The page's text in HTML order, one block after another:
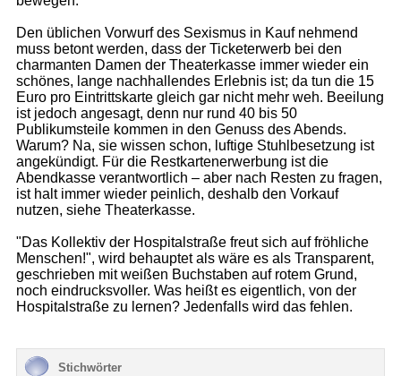
Den üblichen Vorwurf des Sexismus in Kauf nehmend
muss betont werden, dass der Ticketerwerb bei den
charmanten Damen der Theaterkasse immer wieder ein
schönes, lange nachhallendes Erlebnis ist; da tun die 15
Euro pro Eintrittskarte gleich gar nicht mehr weh. Beeilung
ist jedoch angesagt, denn nur rund 40 bis 50
Publikumsteile kommen in den Genuss des Abends.
Warum? Na, sie wissen schon, luftige Stuhlbesetzung ist
angekündigt. Für die Restkartenerwerbung ist die
Abendkasse verantwortlich – aber nach Resten zu fragen,
ist halt immer wieder peinlich, deshalb den Vorkauf
nutzen, siehe Theaterkasse.
"Das Kollektiv der Hospitalstraße freut sich auf fröhliche
Menschen!", wird behauptet als wäre es als Transparent,
geschrieben mit weißen Buchstaben auf rotem Grund,
noch eindrucksvoller. Was heißt es eigentlich, von der
Hospitalstraße zu lernen? Jedenfalls wird das fehlen.
Stichwörter